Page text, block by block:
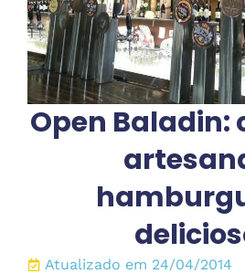
Open Baladin:
Atualizado em 24/04/2014